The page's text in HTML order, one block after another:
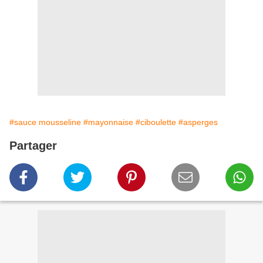
#sauce mousseline #mayonnaise #ciboulette #asperges
Partager